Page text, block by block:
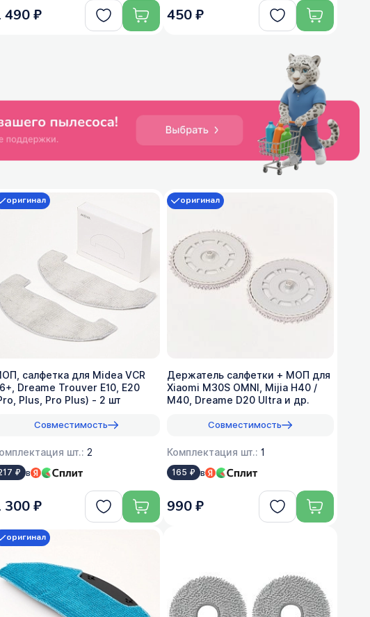
490 ₽ 450 ₽
салфетка для Midea VCR
Dreame Trouver E10, E20
Plus, Pro Plus) - 2 шт
Совместимость
шт.:2
₽ в
оригинал
300 ₽
Держатель салфетки + МОП для
Xiaomi M30S OMNI, Mijia H40 /
M40, Dreame D20 Ultra и др.
Совместимость
Комплектация шт.:1
165 ₽ в
оригинал
990 ₽
оригинал